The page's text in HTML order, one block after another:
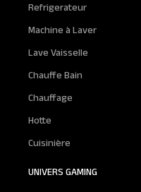
Refrigerateur
Machine à Laver
Lave Vaisselle
Chauffe Bain
Chauffage
Hotte
Cuisinière
UNIVERS GAMING